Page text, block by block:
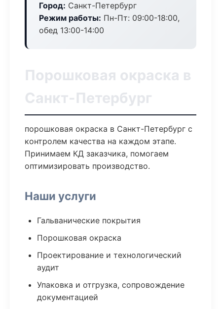
Город: Санкт-Петербург
Режим работы: Пн-Пт: 09:00-18:00,
обед 13:00-14:00
Порошковая окраска в
Санкт-Петербург
порошковая окраска в Санкт-Петербург с
контролем качества на каждом этапе.
Принимаем КД заказчика, помогаем
оптимизировать производство.
Наши услуги
Гальванические покрытия
Порошковая окраска
Проектирование и технологический
аудит
Упаковка и отгрузка, сопровождение
документацией